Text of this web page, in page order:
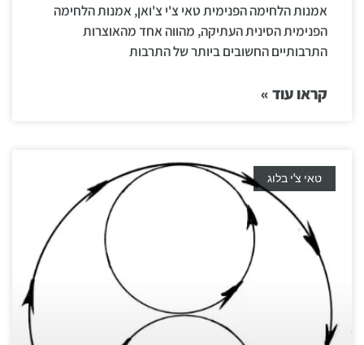
אמנות הלחימה הפנימית טאי צ'י צ'ואן, אמנות הלחימה
הפנימית הסינית העתיקה, מהווה אחד מהאוצרות
התרבותיים החשובים ביותר של התרבות
קראו עוד »
טאי צ'י בלוג